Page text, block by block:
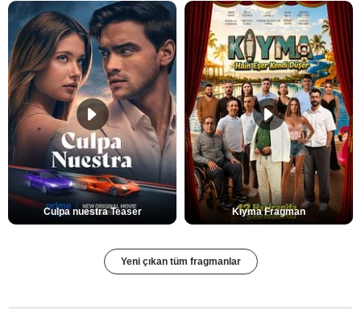
Culpa nuestra Teaser Kıyma Fragman
Yeni çıkan tüm fragmanlar